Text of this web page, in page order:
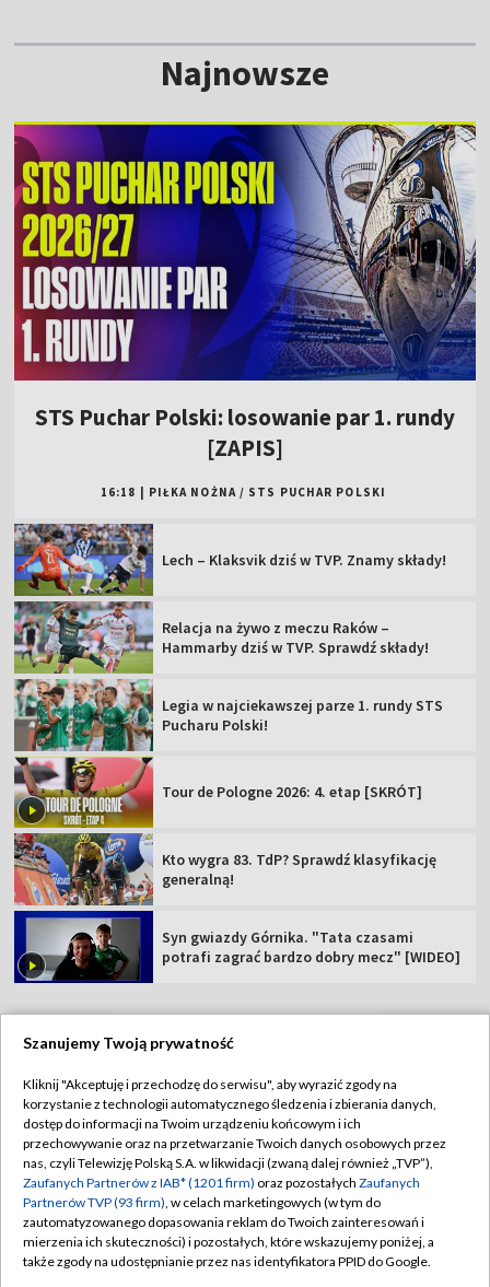
Najnowsze
STS Puchar Polski: losowanie par 1. rundy
[ZAPIS]
16:18 PIŁKA NOŻNA / STS PUCHAR POLSKI
Lech – Klaksvik dziś w TVP. Znamy składy!
Relacja na żywo z meczu Raków –
Hammarby dziś w TVP. Sprawdź składy!
Legia w najciekawszej parze 1. rundy STS
Pucharu Polski!
Tour de Pologne 2026: 4. etap [SKRÓT]
Kto wygra 83. TdP? Sprawdź klasyfikację
generalną!
Syn gwiazdy Górnika. "Tata czasami
potrafi zagrać bardzo dobry mecz" [WIDEO]
Abonament TVP
Sklep TVP
Biuro Reklamy
Oferta Handlowa
Telegazeta ogłoszenia
Regulamin TVP
Polityka prywatności
Moje zgody
Biuro reklamy
Kontakt
Szanujemy Twoją prywatność
Kliknij "Akceptuję i przechodzę do serwisu", aby wyrazić zgody na
korzystanie z technologii automatycznego śledzenia i zbierania danych,
dostęp do informacji na Twoim urządzeniu końcowym i ich
przechowywanie oraz na przetwarzanie Twoich danych osobowych przez
nas, czyli Telewizję Polską S.A. w likwidacji (zwaną dalej również „TVP”),
Zaufanych Partnerów z IAB* (1201 firm) oraz pozostałych Zaufanych
Partnerów TVP (93 firm), w celach marketingowych (w tym do
zautomatyzowanego dopasowania reklam do Twoich zainteresowań i
mierzenia ich skuteczności) i pozostałych, które wskazujemy poniżej, a
także zgody na udostępnianie przez nas identyfikatora PPID do Google.